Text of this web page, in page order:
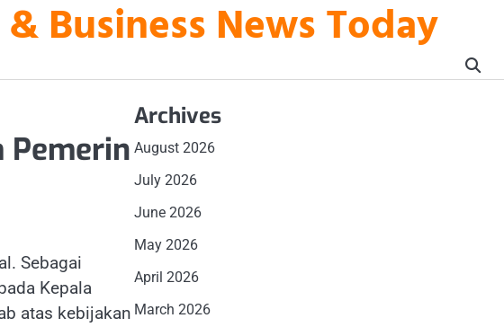
Business News Today
Pemerin
Sebagai
Kepala
atas kebijakan
Archives
August 2026
July 2026
June 2026
May 2026
April 2026
March 2026